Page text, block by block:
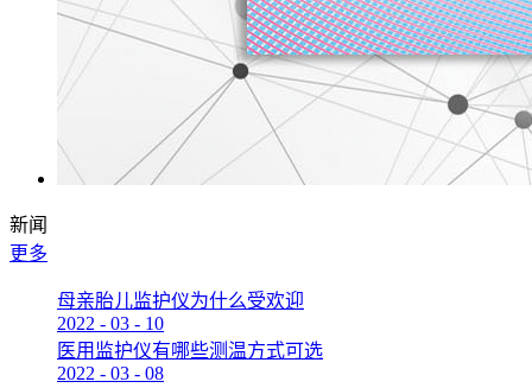
新闻
更多
母亲胎儿监护仪为什么受欢迎
2022 - 03 - 10
医用监护仪有哪些测温方式可选
2022 - 03 - 08